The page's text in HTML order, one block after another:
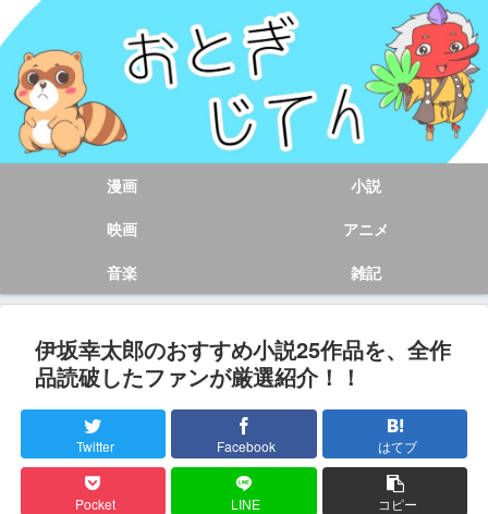
漫画
小説
映画
アニメ
音楽
雑記
伊坂幸太郎のおすすめ小説25作品を、全作
品読破したファンが厳選紹介！！
Twitter Facebook はてブ
Pocket LINE コピー